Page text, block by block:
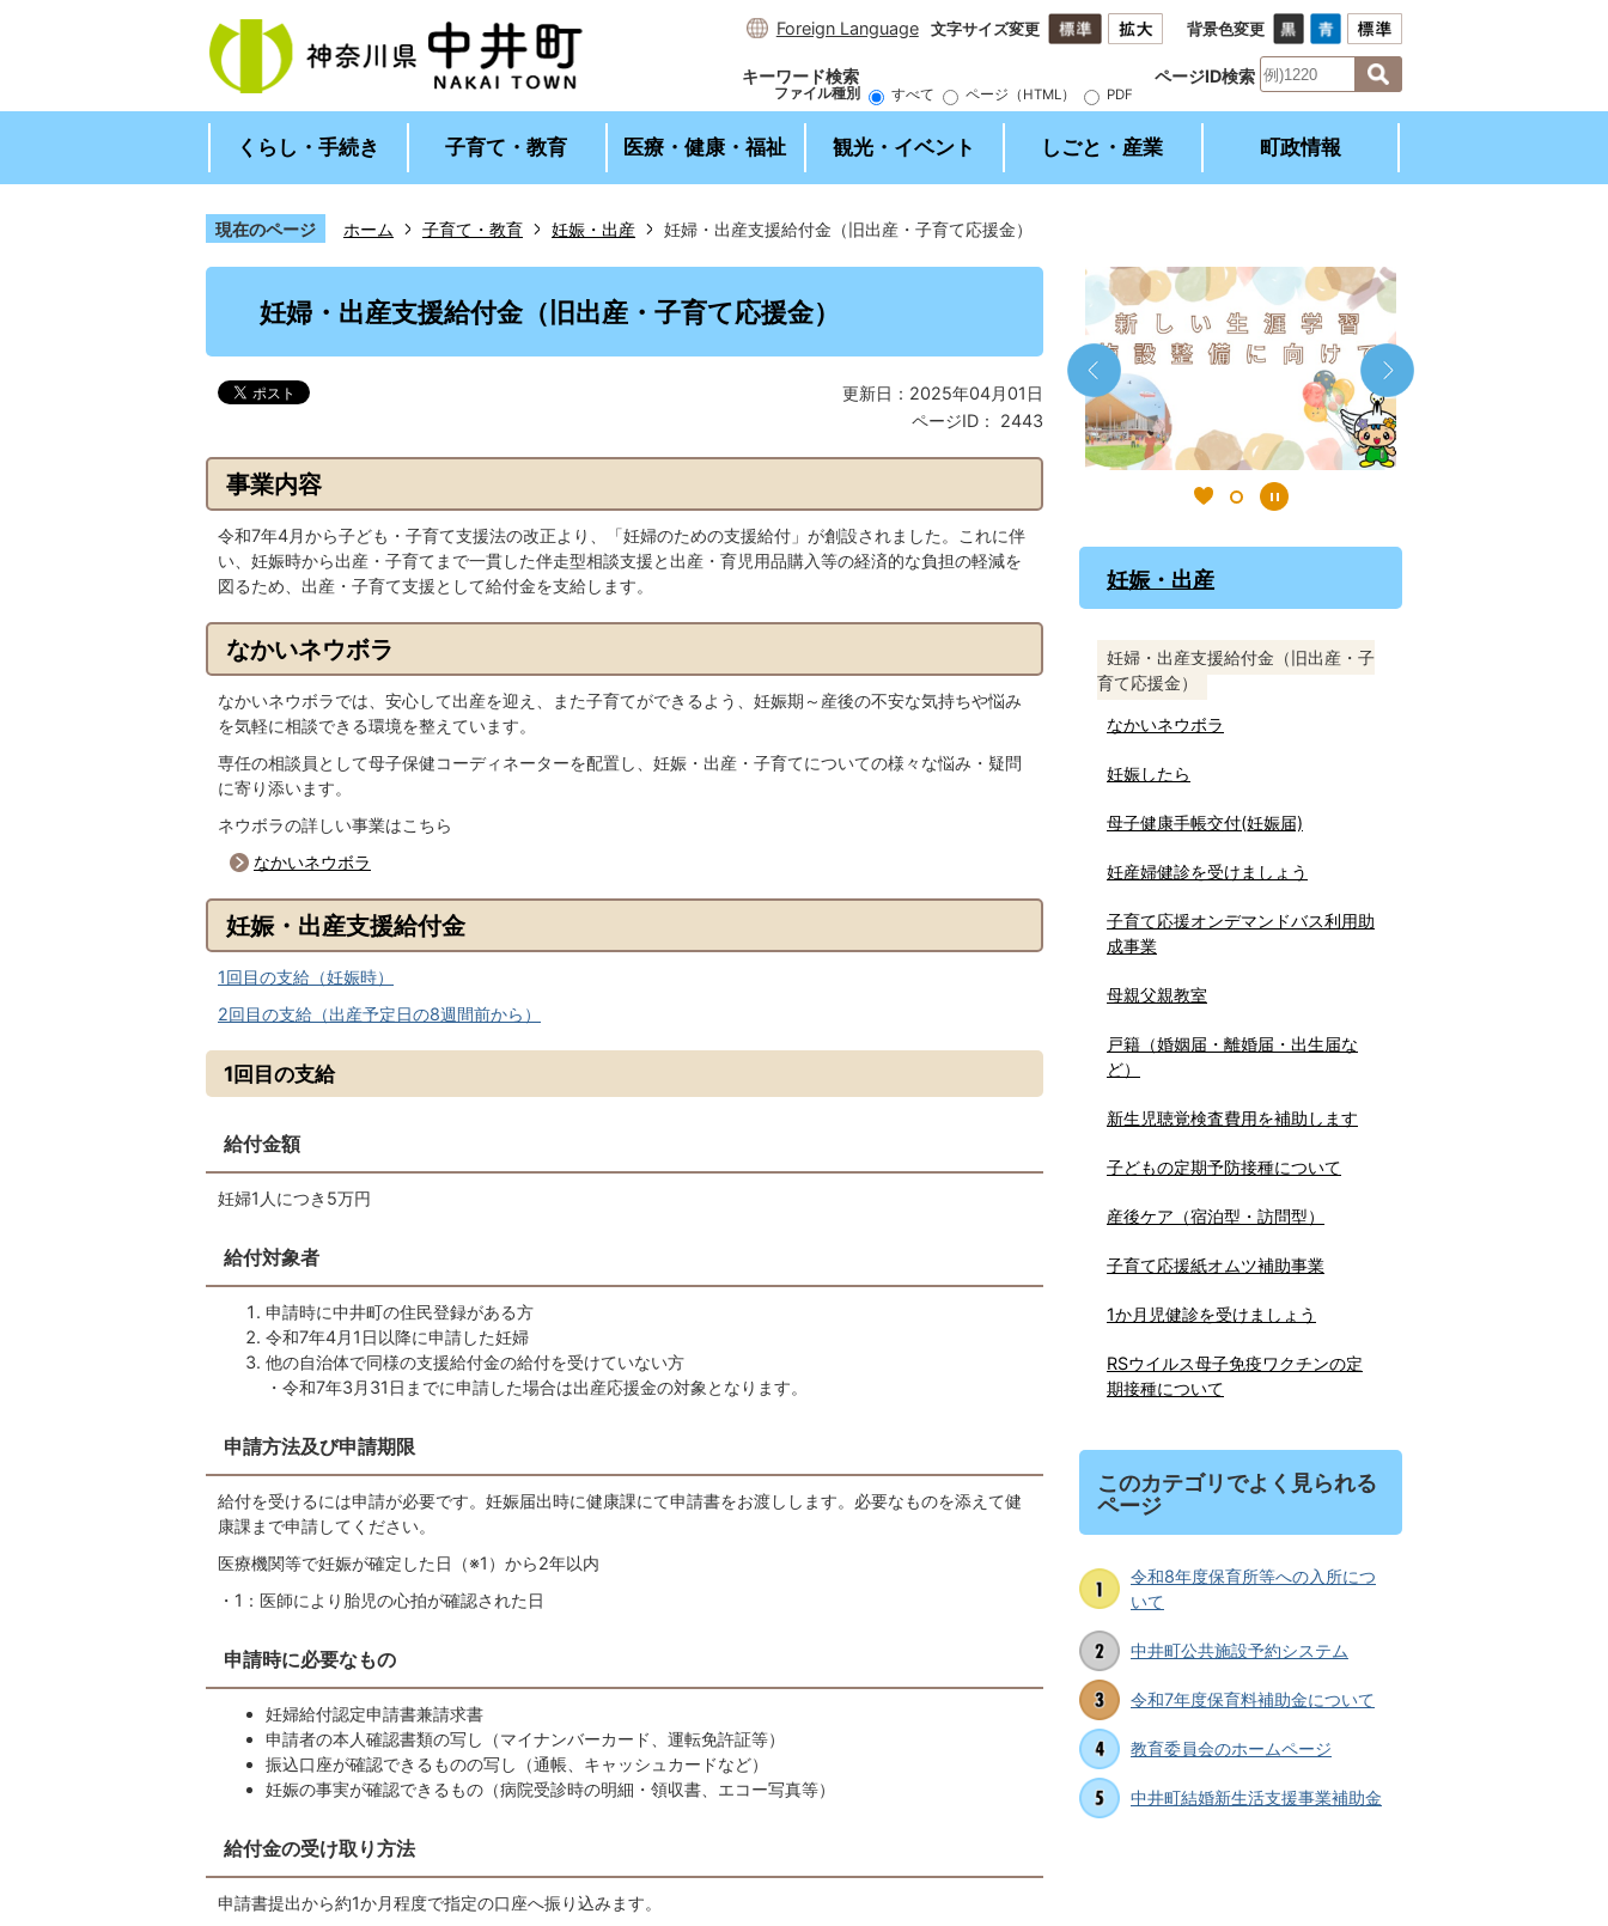
Foreign Language 文字サイズ変更 背景色変更
キーワード検索
ファイル種別 すべて ページ（HTML） PDF
ページID検索
くらし・手続き 子育て・教育 医療・健康・福祉 観光・イベント しごと・産業 町政情報
現在のページ ホーム 子育て・教育 妊娠・出産 妊婦・出産支援給付金（旧出産・子育て応援金）
妊婦・出産支援給付金（旧出産・子育て応援金）
更新日：2025年04月01日
ページID：
2443
事業内容
令和7年4月から子ども・子育て支援法の改正より、「妊婦のための支援給付」が創設されました。これに伴
い、妊娠時から出産・子育てまで一貫した伴走型相談支援と出産・育児用品購入等の経済的な負担の軽減を
図るため、出産・子育て支援として給付金を支給します。
なかいネウボラ
なかいネウボラでは、安心して出産を迎え、また子育てができるよう、妊娠期～産後の不安な気持ちや悩み
を気軽に相談できる環境を整えています。
専任の相談員として母子保健コーディネーターを配置し、妊娠・出産・子育てについての様々な悩み・疑問
に寄り添います。
ネウボラの詳しい事業はこちら
なかいネウボラ
妊娠・出産支援給付金
1回目の支給（妊娠時）
2回目の支給（出産予定日の8週間前から）
1回目の支給
給付金額
妊婦1人につき5万円
給付対象者
申請時に中井町の住民登録がある方
令和7年4月1日以降に申請した妊婦
他の自治体で同様の支援給付金の給付を受けていない方
・令和7年3月31日までに申請した場合は出産応援金の対象となります。
申請方法及び申請期限
給付を受けるには申請が必要です。妊娠届出時に健康課にて申請書をお渡しします。必要なものを添えて健
康課まで申請してください。
医療機関等で妊娠が確定した日（※1）から2年以内
・1：医師により胎児の心拍が確認された日
申請時に必要なもの
妊婦給付認定申請書兼請求書
申請者の本人確認書類の写し（マイナンバーカード、運転免許証等）
振込口座が確認できるものの写し（通帳、キャッシュカードなど）
妊娠の事実が確認できるもの（病院受診時の明細・領収書、エコー写真等）
給付金の受け取り方法
申請書提出から約1か月程度で指定の口座へ振り込みます。
枚
目
の
ド
枚
目
の
ド
の
ラ
イ
ド
2
枚
目
の
ス
ラ
イ
ド
妊娠・出産
妊婦・出産支援給付金（旧出産・子
育て応援金）
なかいネウボラ
妊娠したら
母子健康手帳交付(妊娠届)
妊産婦健診を受けましょう
子育て応援オンデマンドバス利用助
成事業
母親父親教室
戸籍（婚姻届・離婚届・出生届な
ど）
新生児聴覚検査費用を補助します
子どもの定期予防接種について
産後ケア（宿泊型・訪問型）
子育て応援紙オムツ補助事業
1か月児健診を受けましょう
RSウイルス母子免疫ワクチンの定
期接種について
このカテゴリでよく見られる
ページ
令和8年度保育所等への入所につ
いて
中井町公共施設予約システム
令和7年度保育料補助金について
教育委員会のホームページ
中井町結婚新生活支援事業補助金